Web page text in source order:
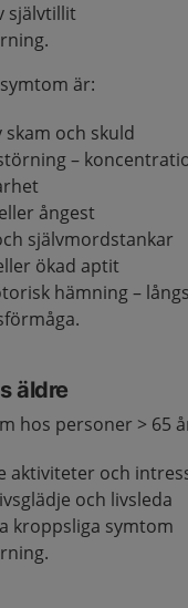
självtillit
är:
skam och skuld
–
ångest
självmordstankar
ökad aptit
hämning –
äldre
hos personer > 65
aktiviteter och
och livsleda
kroppsliga symtom